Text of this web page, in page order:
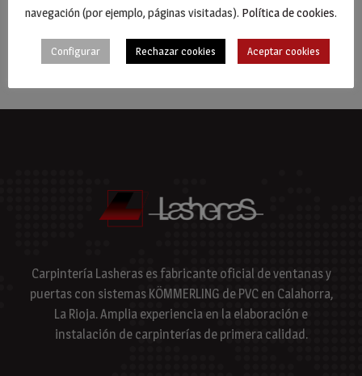
Carpintería Lasheras es fabricante oficial de ventanas y
puertas con sistemas KÖMMERLING de PVC en Calahorra,
La Rioja. Amplia experiencia en la elaboración e
instalación de carpinterías de primera calidad.
navegación (por ejemplo, páginas visitadas). Política de cookies.
Configurar Rechazar cookies Aceptar cookies